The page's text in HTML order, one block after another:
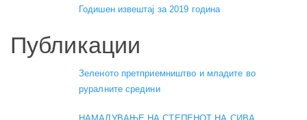
Годишен извештај за 2019 година
Публикации
Зеленото претприемништво и младите во
руралните средини